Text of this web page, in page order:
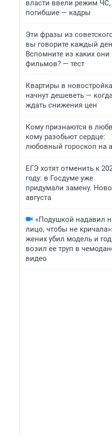
власти ввели режим ЧС,
погибшие — кадры
Эти фразы из
вы говорите каждый
Вспомните из каких они
фильмов? — тест
Квартиры в
начнут дешеветь —
ждать снижения цен
Кому признаются в
кому разобьют сердце:
любовный гороскоп на
ЕГЭ хотят отменить к
году: в Госдуме уже
придумали замену.
августа
«Подушкой надавил
лицо, чтобы не кричала»:
жених убил модель и год
возил ее труп в
видео